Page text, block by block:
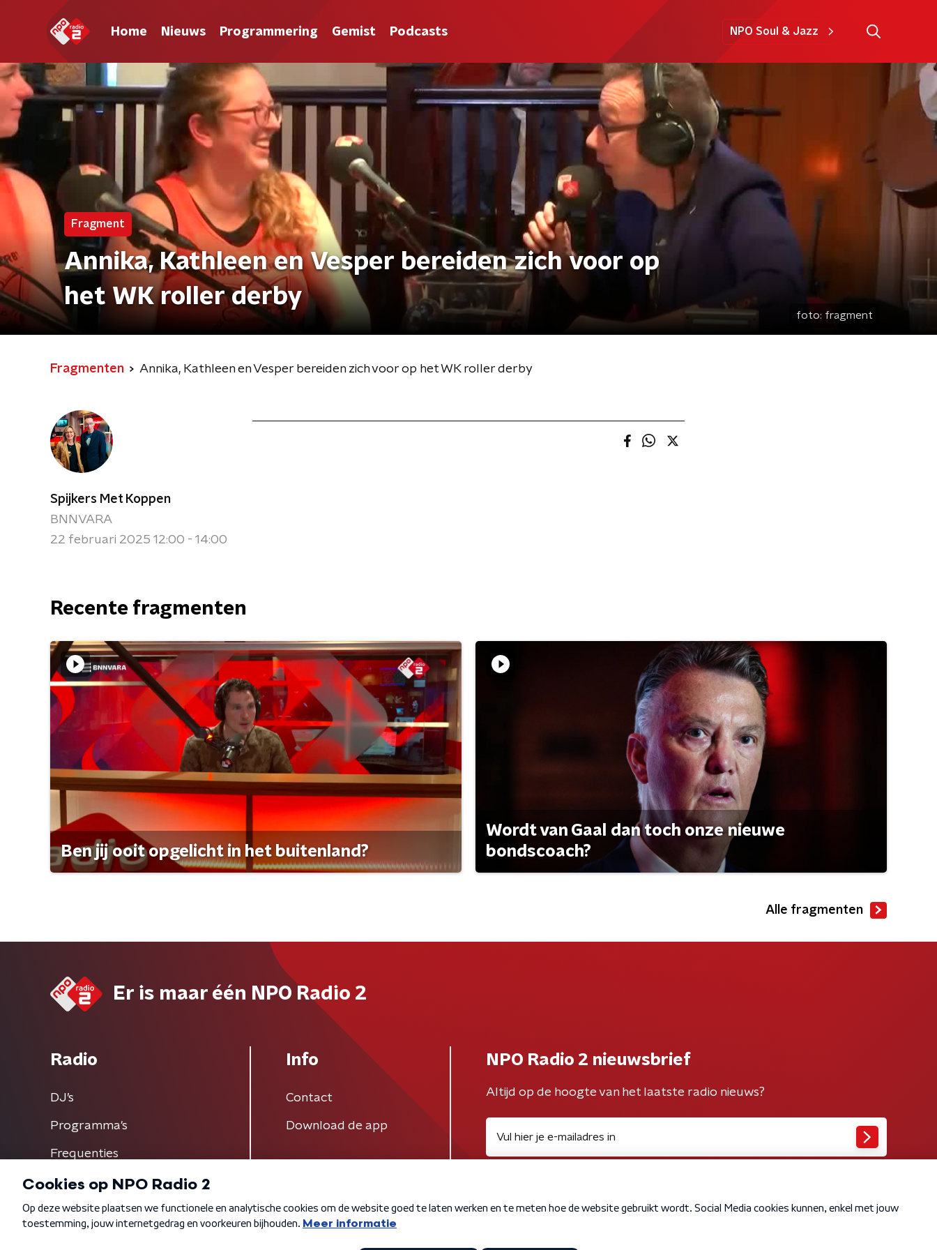
Home Nieuws Programmering Gemist Podcasts NPO Soul & Jazz
Fragment
Annika, Kathleen en Vesper bereiden zich voor op
het WK roller derby
foto: fragment
Fragmenten Annika, Kathleen en Vesper bereiden zich voor op het WK roller derby
Spijkers Met Koppen
BNNVARA
22 februari 2025 12:00 - 14:00
Recente fragmenten
Ben jij ooit opgelicht in het buitenland?
Wordt van Gaal dan toch onze nieuwe
bondscoach?
Alle fragmenten
Er is maar één NPO Radio 2
Radio
DJ’s
Programma's
Frequenties
Info
Contact
Download de app
NPO Radio 2 nieuwsbrief
Altijd op de hoogte van het laatste radio nieuws?
Algemene voorwaarden Privacybeleid